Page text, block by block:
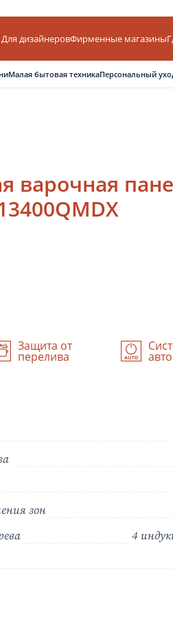
Для дизайнеровФирменные магазины
Малая бытовая техникаПерсональный
варочная
Защита от
перелива
зон
4